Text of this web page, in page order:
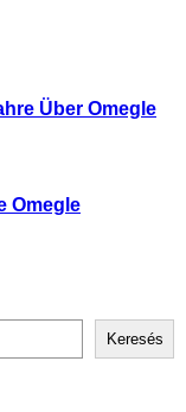
Über Omegle
Omegle
Keresés